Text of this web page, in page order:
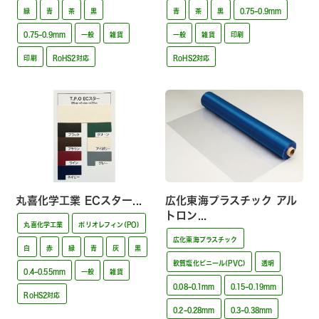
緑 青 茶 黒
0.75~0.9mm 一般 雑貨
印刷 RoHS2対応
青 茶 黒 0.75~0.9mm
一般 雑貨 印刷
RoHS2対応
丸喜化学工業 ECスター...
丸喜化学工業 ポリオレフィン(PO)
白 赤 緑 青 灰 黒
0.4~0.55mm 一般 雑貨
RoHS2対応
広化東海プラスチック アル
トロン...
広化東海プラスチック
軟質塩化ビニール(PVC) 透明
0.08~0.1mm 0.15~0.19mm
0.2~0.28mm 0.3~0.38mm